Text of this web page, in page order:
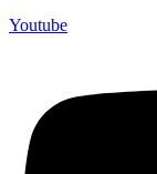
Youtube